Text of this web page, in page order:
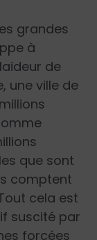
grandes
à
de
une ville de
que sont
comptent
cela est
suscité par
forcées